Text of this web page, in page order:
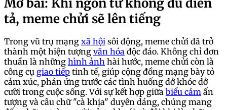
tả, meme chửi sẽ lên tiếng
Trong vũ trụ mạng xã hội sôi động, meme chửi đã trở
thành một hiện tượng văn hóa độc đáo. Không chỉ đơn
thuần là những hình ảnh hài hước, meme chửi còn là
công cụ giao tiếp tinh tế, giúp cộng đồng mạng bày tỏ
cảm xúc, phản ứng trước các tình huống dở khóc dở
cười trong cuộc sống. Với sự kết hợp giữa biểu cảm ấn
tượng và câu chữ "cà khịa" duyên dáng, chúng mang